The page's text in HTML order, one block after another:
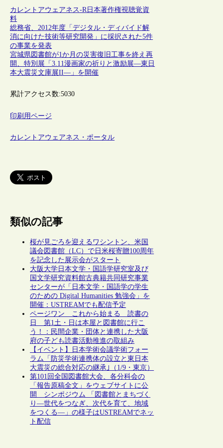
カレントアウェアネス-R日本著作権視聴覚資
料
総務省、2012年度「デジタル・ディバイド解
消に向けた技術等研究開発」に採択された5件
の事業を発表
宮城県図書館が1か月の災害復旧工事を終え再
開、特別展「3.11漫画家の祈りと激励展―東日
本大震災文庫展II―」を開催
累計アクセス数:5030
印刷用ページ
カレントアウェアネス・ポータル
類似の記事
桜が見ごろを迎えるワシントン、米国
議会図書館（LC）で日米桜寄贈100周年
を記念した展示会がスタート
大阪大学日本文学・国語学研究室及び
国文学研究資料館古典籍共同研究事業
センターが「日本文学・国語学の学生
のための Digital Humanities 勉強会」を
開催：USTREAMでも配信予定
ページワン これから始まる 読書の
日 第1土・日は本屋と図書館に行こ
う！：民間企業・団体と連携した大阪
府の子ども読書活動推進の取組み
【イベント】日本学術会議学術フォー
ラム「防災学術連携体の設立と東日本
大震災の総合対応の継承｣（1/9・東京）
第101回全国図書館大会、各分科会の
「報告原稿全文」をウェブサイトに公
開 シンポジウム 「図書館とまちづく
り―世代をつなぎ、次代を育て、地域
をつくる―」の様子はUSTREAMでネッ
ト配信